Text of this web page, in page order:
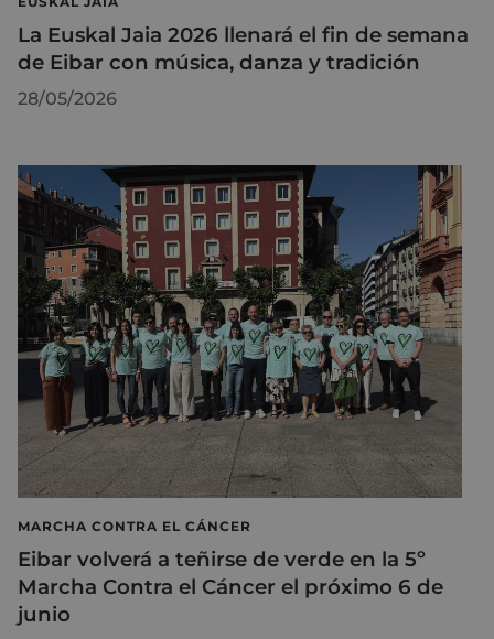
La Euskal Jaia 2026 llenará el fin de semana
de Eibar con música, danza y tradición
28/05/2026
MARCHA CONTRA EL CÁNCER
Eibar volverá a teñirse de verde en la 5º
Marcha Contra el Cáncer el próximo 6 de
junio